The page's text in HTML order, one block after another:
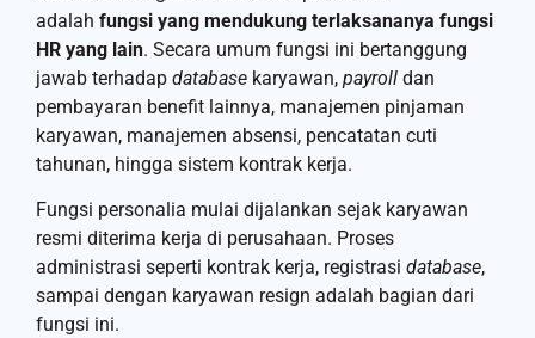
adalah fungsi yang mendukung terlaksananya fungsi
HR yang lain. Secara umum fungsi ini bertanggung
jawab terhadap database karyawan, payroll dan
pembayaran benefit lainnya, manajemen pinjaman
karyawan, manajemen absensi, pencatatan cuti
tahunan, hingga sistem kontrak kerja.
Fungsi personalia mulai dijalankan sejak karyawan
resmi diterima kerja di perusahaan. Proses
administrasi seperti kontrak kerja, registrasi database,
sampai dengan karyawan resign adalah bagian dari
fungsi ini.